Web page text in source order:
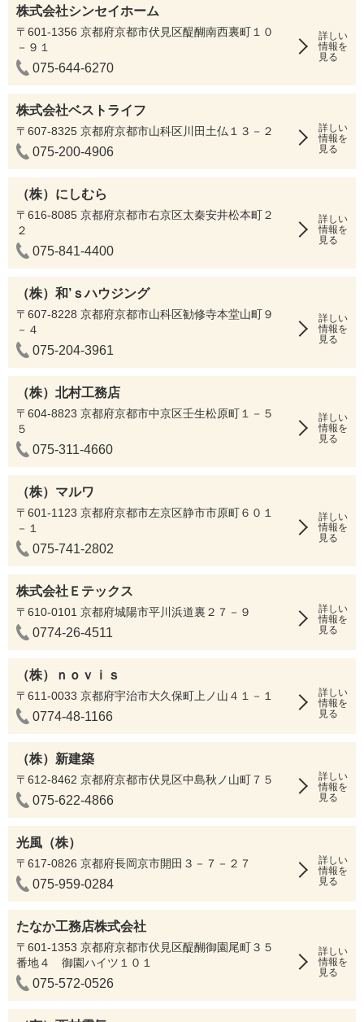
株式会社シンセイホーム
〒601-1356 京都府京都市伏見区醍醐南西裏町１０
－９１
075-644-6270
詳しい
情報を
見る
株式会社ベストライフ
〒607-8325 京都府京都市山科区川田土仏１３－２
075-200-4906
詳しい
情報を
見る
（株）にしむら
〒616-8085 京都府京都市右京区太秦安井松本町２
２
075-841-4400
詳しい
情報を
見る
（株）和’ｓハウジング
〒607-8228 京都府京都市山科区勧修寺本堂山町９
－４
075-204-3961
詳しい
情報を
見る
（株）北村工務店
〒604-8823 京都府京都市中京区壬生松原町１－５
５
075-311-4660
詳しい
情報を
見る
（株）マルワ
〒601-1123 京都府京都市左京区静市市原町６０１
－１
075-741-2802
詳しい
情報を
見る
株式会社Ｅテックス
〒610-0101 京都府城陽市平川浜道裏２７－９
0774-26-4511
詳しい
情報を
見る
（株）ｎｏｖｉｓ
〒611-0033 京都府宇治市大久保町上ノ山４１－１
0774-48-1166
詳しい
情報を
見る
（株）新建築
〒612-8462 京都府京都市伏見区中島秋ノ山町７５
075-622-4866
詳しい
情報を
見る
光風（株）
〒617-0826 京都府長岡京市開田３－７－２７
075-959-0284
詳しい
情報を
見る
たなか工務店株式会社
〒601-1353 京都府京都市伏見区醍醐御園尾町３５
番地４ 御園ハイツ１０１
075-572-0526
詳しい
情報を
見る